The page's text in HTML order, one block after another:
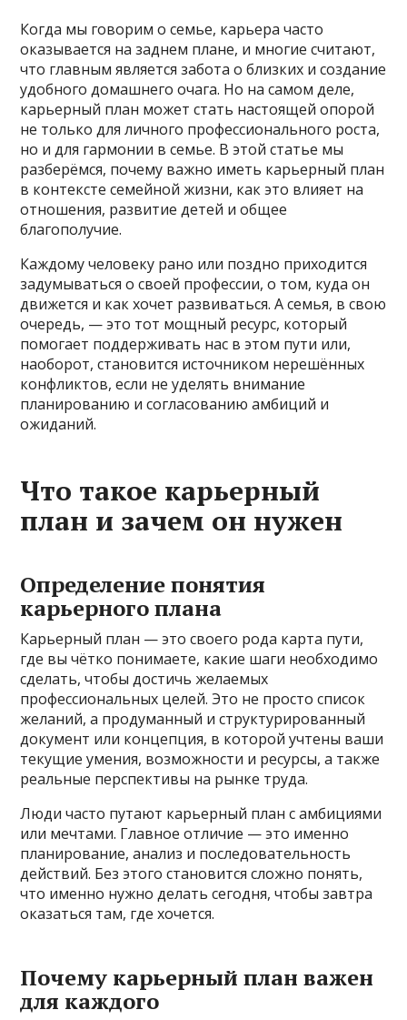
Когда мы говорим о семье, карьера часто
оказывается на заднем плане, и многие считают,
что главным является забота о близких и создание
удобного домашнего очага. Но на самом деле,
карьерный план может стать настоящей опорой
не только для личного профессионального роста,
но и для гармонии в семье. В этой статье мы
разберёмся, почему важно иметь карьерный план
в контексте семейной жизни, как это влияет на
отношения, развитие детей и общее
благополучие.
Каждому человеку рано или поздно приходится
задумываться о своей профессии, о том, куда он
движется и как хочет развиваться. А семья, в свою
очередь, — это тот мощный ресурс, который
помогает поддерживать нас в этом пути или,
наоборот, становится источником нерешённых
конфликтов, если не уделять внимание
планированию и согласованию амбиций и
ожиданий.
Что такое карьерный
план и зачем он нужен
Определение понятия
карьерного плана
Карьерный план — это своего рода карта пути,
где вы чётко понимаете, какие шаги необходимо
сделать, чтобы достичь желаемых
профессиональных целей. Это не просто список
желаний, а продуманный и структурированный
документ или концепция, в которой учтены ваши
текущие умения, возможности и ресурсы, а также
реальные перспективы на рынке труда.
Люди часто путают карьерный план с амбициями
или мечтами. Главное отличие — это именно
планирование, анализ и последовательность
действий. Без этого становится сложно понять,
что именно нужно делать сегодня, чтобы завтра
оказаться там, где хочется.
Почему карьерный план важен
для каждого